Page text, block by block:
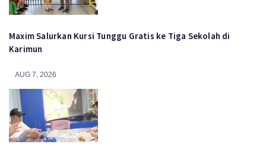
Maxim Salurkan Kursi Tunggu Gratis ke Tiga Sekolah di
Karimun
AUG 7, 2026